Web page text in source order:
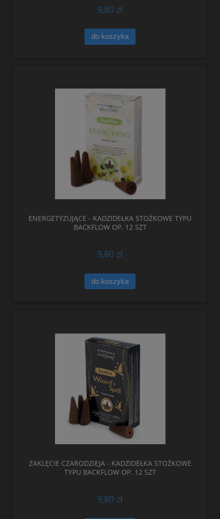
9,80 zł
do koszyka
ENERGETYZUJĄCE - KADZIDEŁKA STOŻKOWE TYPU
BACKFLOW OP. 12 SZT
9,80 zł
do koszyka
ZAKLĘCIE CZARODZIEJA - KADZIDEŁKA STOŻKOWE
TYPU BACKFLOW OP. 12 SZT
9,80 zł